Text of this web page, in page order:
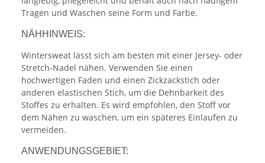
Tragen und Waschen seine Form und Farbe.
NÄHHINWEIS:
Wintersweat lässt sich am besten mit einer Jersey- oder
Stretch-Nadel nähen. Verwenden Sie einen
hochwertigen Faden und einen Zickzackstich oder
anderen elastischen Stich, um die Dehnbarkeit des
Stoffes zu erhalten. Es wird empfohlen, den Stoff vor
dem Nähen zu waschen, um ein späteres Einlaufen zu
vermeiden.
ANWENDUNGSGEBIET: